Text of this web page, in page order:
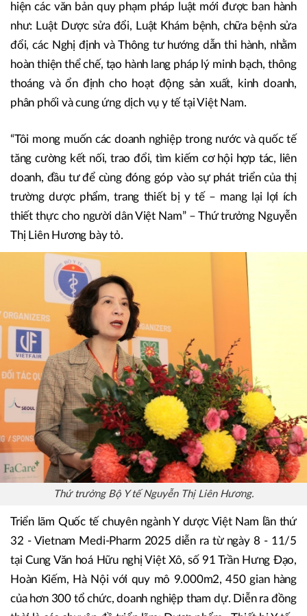
hiện các văn bản quy phạm pháp luật mới được ban hành
như: Luật Dược sửa đổi, Luật Khám bệnh, chữa bệnh sửa
đổi, các Nghị định và Thông tư hướng dẫn thi hành, nhằm
hoàn thiện thể chế, tạo hành lang pháp lý minh bạch, thông
thoáng và ổn định cho hoạt động sản xuất, kinh doanh,
phân phối và cung ứng dịch vụ y tế tại Việt Nam.
“Tôi mong muốn các doanh nghiệp trong nước và quốc tế
tăng cường kết nối, trao đổi, tìm kiếm cơ hội hợp tác, liên
doanh, đầu tư để cùng đóng góp vào sự phát triển của thị
trường dược phẩm, trang thiết bị y tế – mang lại lợi ích
thiết thực cho người dân Việt Nam” – Thứ trưởng Nguyễn
Thị Liên Hương bày tỏ.
Thứ trưởng Bộ Y tế Nguyễn Thị Liên Hương.
Triển lãm Quốc tế chuyên ngành Y dược Việt Nam lần thứ
32 - Vietnam Medi-Pharm 2025 diễn ra từ ngày 8 - 11/5
tại Cung Văn hoá Hữu nghị Việt Xô, số 91 Trần Hưng Đạo,
Hoàn Kiếm, Hà Nội với quy mô 9.000m2, 450 gian hàng
của hơn 300 tổ chức, doanh nghiệp tham dự. Diễn ra đồng